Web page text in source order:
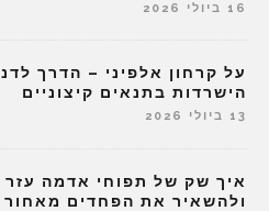
16 ביולי 2026
על קרחון אלפיני – הדרך
הישרדות בתנאים קיצוניים
13 ביולי 2026
איך שק של תפוחי אדמה
ולהשאיר את הפחדים מאחור